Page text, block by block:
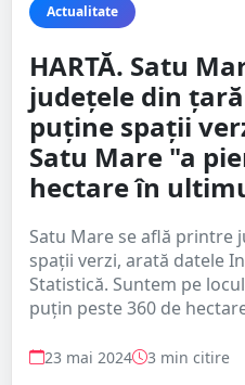
Actualitate
HARTĂ. Satu
județele din
puține spații
Satu Mare "a
hectare în
Satu Mare se află printre
spații verzi, arată datele
Statistică. Suntem pe
puțin peste 360 de
23 mai 2024 3 min citire